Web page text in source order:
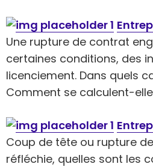
Une rupture de contrat
certaines conditions, des
licenciement. Dans quels
Comment se calculent-
Coup de tête ou rupture
réfléchie, quelles sont les